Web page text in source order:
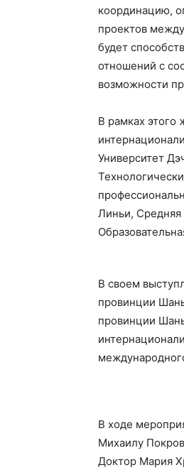
координацию,
проектов
будет
отношений с
возможности
В рамках этого
Университет
Линьи,
В своем
провинции
провинции
В ходе
Михаилу
Доктор Мария